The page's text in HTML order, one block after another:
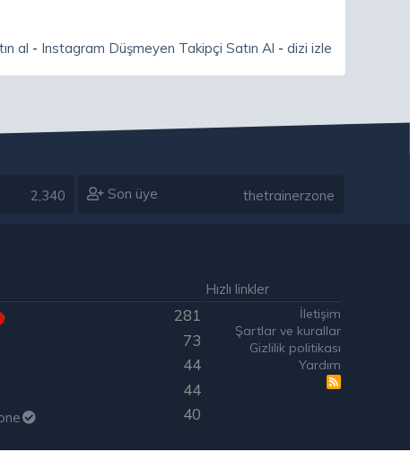
al - Instagram Düşmeyen Takipçi Satın Al - dizi izle
2,340 Son üye thetrainerzone
281
73
44
44
40
Hızlı linkler
İletişim
Şartlar ve kurallar
Gizlilik politikası
Yardım
R